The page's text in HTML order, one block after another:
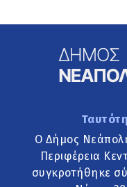
Ο Δήμος
Περιφέρεια
συγκροτήθηκε